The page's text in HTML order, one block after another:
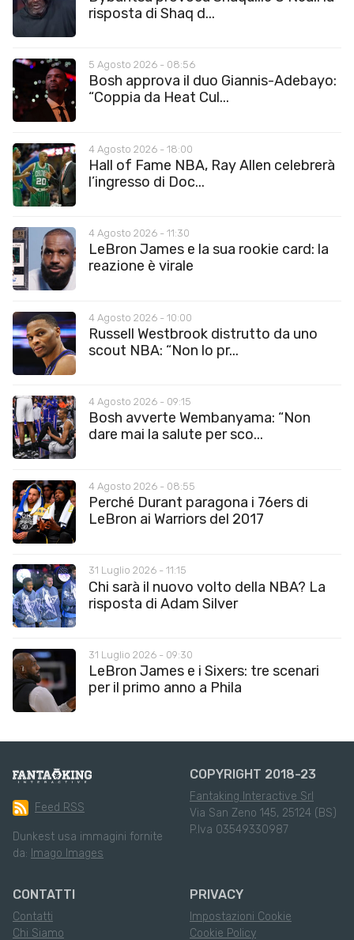
risposta di Shaq d...
5 Agosto 2026 - 08:56
Bosh approva il duo Giannis-Adebayo:
“Coppia da Heat Cul...
4 Agosto 2026 - 18:00
Hall of Fame NBA, Ray Allen celebrerà
l’ingresso di Doc...
4 Agosto 2026 - 11:30
LeBron James e la sua rookie card: la
reazione è virale
4 Agosto 2026 - 10:00
Russell Westbrook distrutto da uno
scout NBA: “Non lo pr...
4 Agosto 2026 - 09:15
Bosh avverte Wembanyama: “Non
dare mai la salute per sco...
4 Agosto 2026 - 08:55
Perché Durant paragona i 76ers di
LeBron ai Warriors del 2017
31 Luglio 2026 - 11:15
Chi sarà il nuovo volto della NBA? La
risposta di Adam Silver
31 Luglio 2026 - 09:30
LeBron James e i Sixers: tre scenari
per il primo anno a Phila
Feed RSS
Dunkest usa immagini fornite
da: Imago Images
COPYRIGHT 2018-23
Fantaking Interactive Srl
Via San Zeno 145, 25124 (BS)
P.Iva 03549330987
CONTATTI
Contatti
Chi Siamo
PRIVACY
Impostazioni Cookie
Cookie Policy